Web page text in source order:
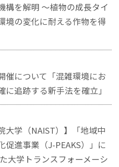
構を解明 ～植物の成長タイ
境の変化に耐える作物を得
催について「混雑環境にお
追跡する新手法を確立」
大学（NAIST）】「地域中
促進事業（J-PEAKS）」に
大学トランスフォーメーシ